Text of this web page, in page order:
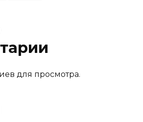
для просмотра.